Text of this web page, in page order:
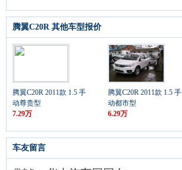
腾翼C20R 其他车型报价
腾翼C20R 2011款 1.5 手
动尊贵型
7.29万
腾翼C20R 2011款 1.5 手
动都市型
6.29万
车友留言